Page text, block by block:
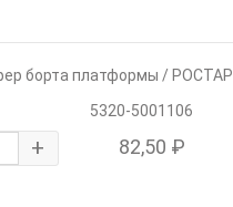
борта платформы / РОСТАР
5320-5001106
+ 82,50 ₽